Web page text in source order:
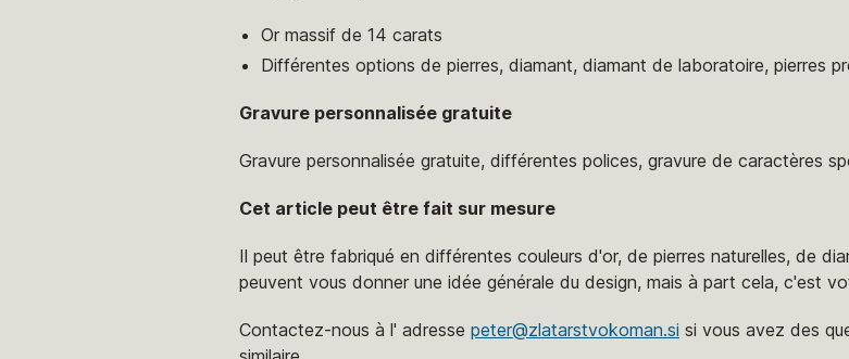
Or massif de 14 carats
Différentes options de pierres, diamant, diamant de laboratoire, pierres
Gravure personnalisée gratuite
Gravure personnalisée gratuite, différentes polices, gravure de caractères
Cet article peut être fait sur mesure
Il peut être fabriqué en différentes couleurs d'or, de pierres naturelles, de
peuvent vous donner une idée générale du design, mais à part cela, c'est
Contactez-nous à l' adresse peter@zlatarstvokoman.si si vous avez des